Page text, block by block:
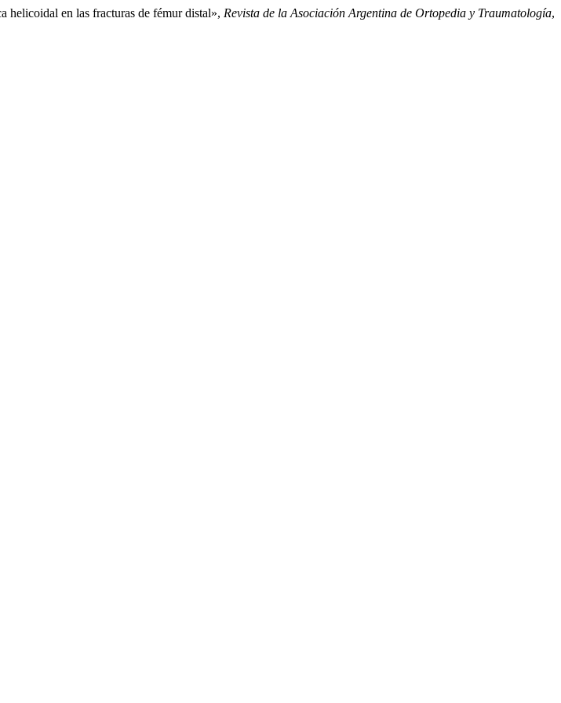
helicoidal en las fracturas de fémur distal», Revista de la Asociación Argentina de Ortopedia y Traumatología,